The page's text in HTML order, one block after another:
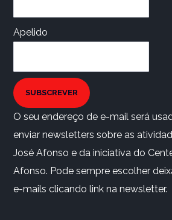
Apelido
SUBSCREVER
O seu endereço de e-mail será
enviar newsletters sobre as
José Afonso e da iniciativa do
Afonso. Pode sempre escolher
e-mails clicando link na newsletter.